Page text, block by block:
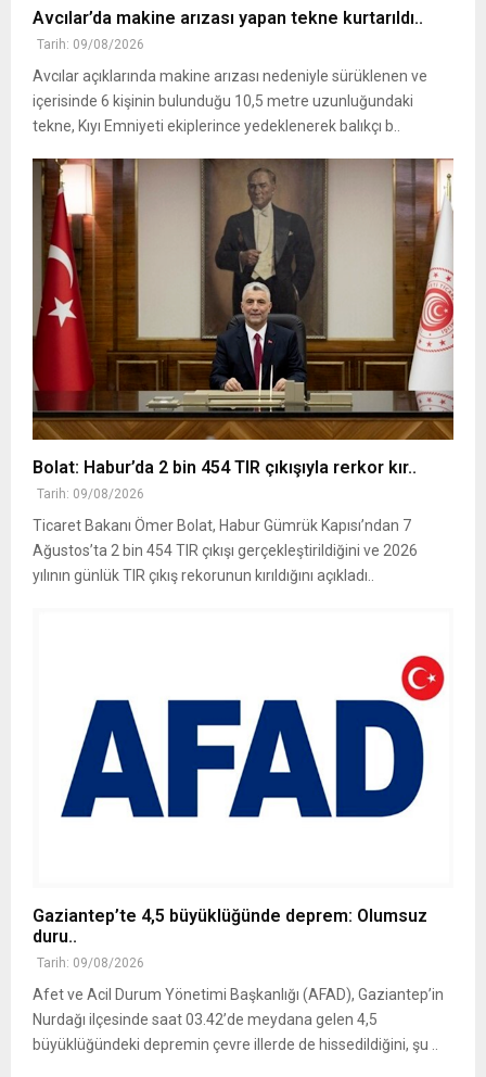
Avcılar’da makine arızası yapan tekne kurtarıldı..
Tarih: 09/08/2026
Avcılar açıklarında makine arızası nedeniyle sürüklenen ve
içerisinde 6 kişinin bulunduğu 10,5 metre uzunluğundaki
tekne, Kıyı Emniyeti ekiplerince yedeklenerek balıkçı b..
Bolat: Habur’da 2 bin 454 TIR çıkışıyla rerkor kır..
Tarih: 09/08/2026
Ticaret Bakanı Ömer Bolat, Habur Gümrük Kapısı’ndan 7
Ağustos’ta 2 bin 454 TIR çıkışı gerçekleştirildiğini ve 2026
yılının günlük TIR çıkış rekorunun kırıldığını açıkladı..
Gaziantep’te 4,5 büyüklüğünde deprem: Olumsuz
duru..
Tarih: 09/08/2026
Afet ve Acil Durum Yönetimi Başkanlığı (AFAD), Gaziantep’in
Nurdağı ilçesinde saat 03.42’de meydana gelen 4,5
büyüklüğündeki depremin çevre illerde de hissedildiğini, şu ..